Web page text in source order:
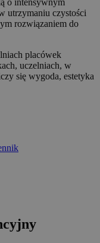
utrzymaniu czystości
rozwiązaniem do
placówek
uczelniach, w
się wygoda, estetyka